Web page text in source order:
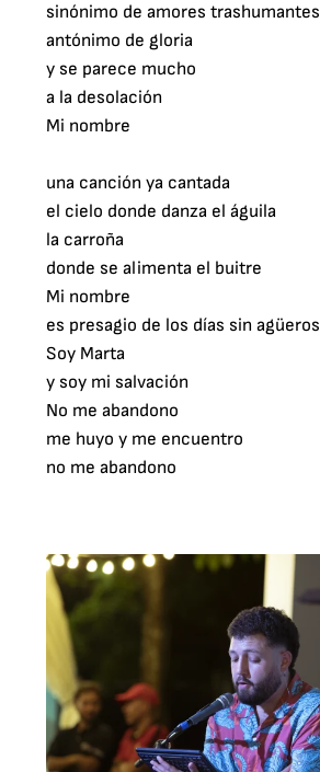
sinónimo de amores trashumantes
antónimo de gloria
y se parece mucho
a la desolación
Mi nombre
una canción ya cantada
el cielo donde danza el águila
la carroña
donde se alimenta el buitre
Mi nombre
es presagio de los días sin agüeros
Soy Marta
y soy mi salvación
No me abandono
me huyo y me encuentro
no me abandono